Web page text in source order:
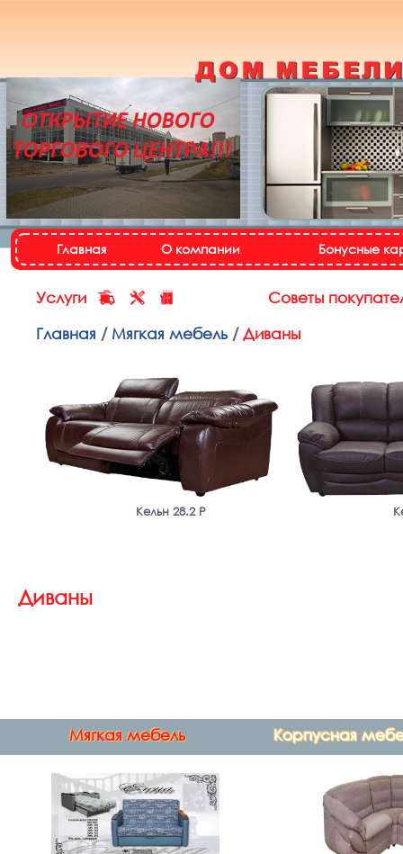
Кухонный гарнитур
«Настя»
Назад
Далее
Главная О компании Бонусные
Услуги
Советы
Главная / Мягкая мебель /Диваны
Кельн 28.2 Р
Диваны
Мягкая мебель Корпусная